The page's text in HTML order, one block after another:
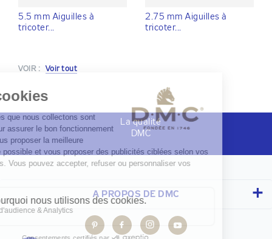
5.5 mm Aiguilles à
tricoter...
2.75 mm Aiguilles à
tricoter...
VOIR : Voir tout
La qualité
DMC
A PROPOS DE DMC